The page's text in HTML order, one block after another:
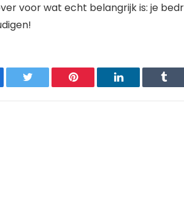
voor wat echt belangrijk is: je
Twitter Pinterest LinkedIn